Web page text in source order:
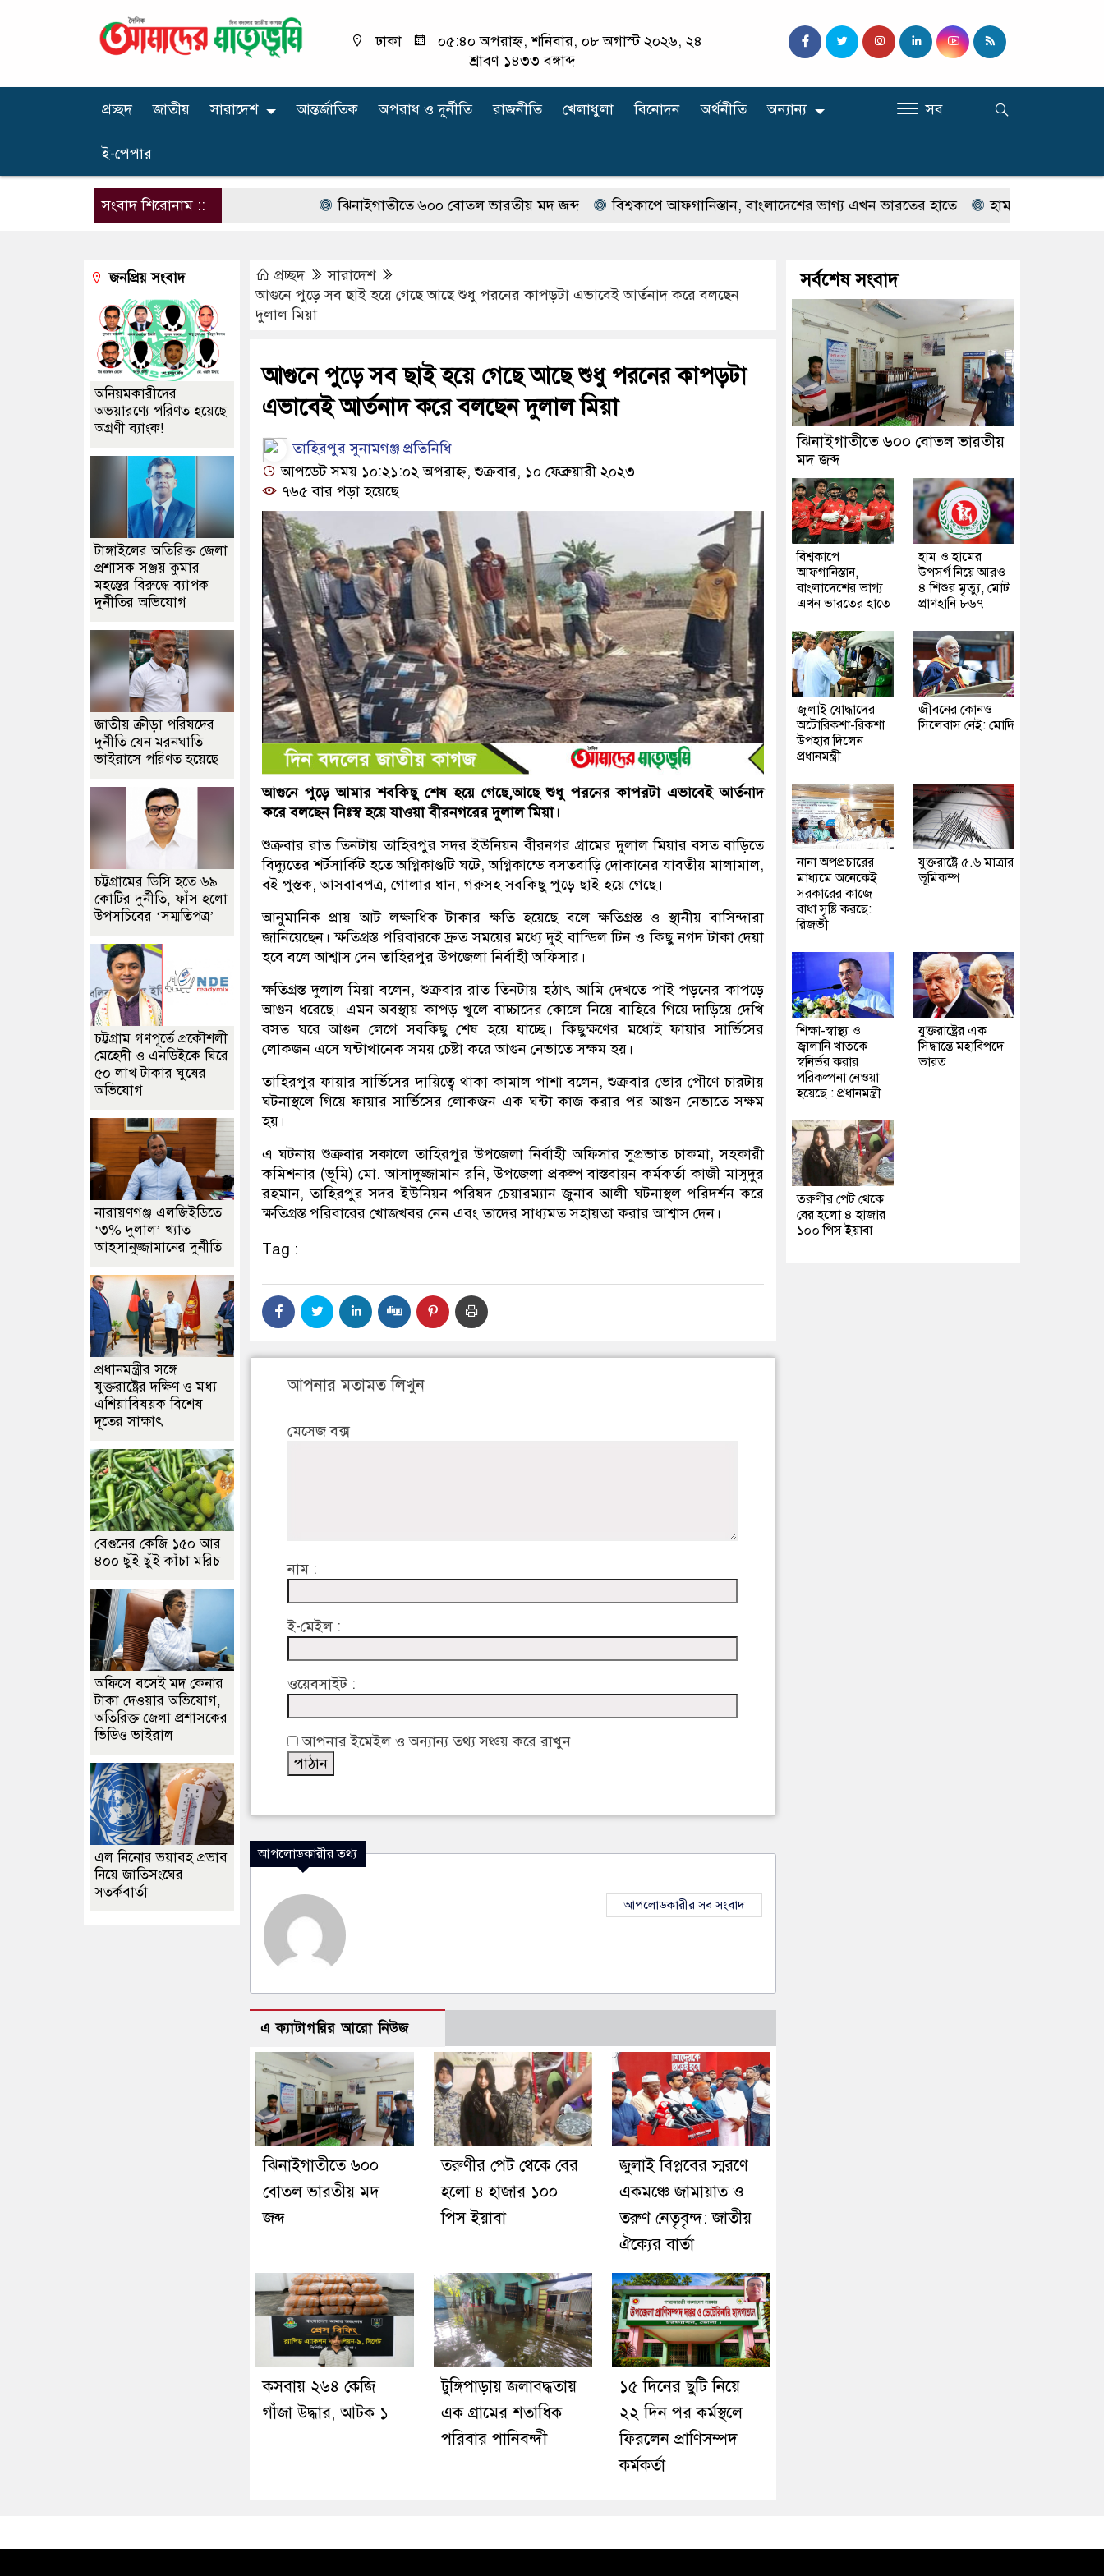
ঢাকা
০৫:৪০ অপরাহ্ন, শনিবার, ০৮ অগাস্ট ২০২৬, ২৪
শ্রাবণ ১৪৩৩ বঙ্গাব্দ
প্রচ্ছদ জাতীয় সারাদেশ আন্তর্জাতিক অপরাধ ‍ও দুর্নীতি রাজনীতি খেলাধুলা বিনোদন অর্থনীতি অন্যান্য
ই-পেপার
সব
সংবাদ শিরোনাম :: ঝিনাইগাতীতে ৬০০ বোতল ভারতীয় মদ জব্দ বিশ্বকাপে আফগানিস্তান, বাংলাদেশের ভাগ্য এখন ভারতের হাতে হাম ও হামের উপসর্গ নিয়ে
প্রচ্ছদ
সারাদেশ
আগুনে পুড়ে সব ছাই হয়ে গেছে আছে শুধু পরনের কাপড়টা এভাবেই আর্তনাদ করে বলছেন
দুলাল মিয়া
আগুনে পুড়ে সব ছাই হয়ে গেছে আছে শুধু পরনের কাপড়টা
এভাবেই আর্তনাদ করে বলছেন দুলাল মিয়া
তাহিরপুর সুনামগঞ্জ প্রতিনিধি
আপডেট সময় ১০:২১:০২ অপরাহ্ন, শুক্রবার, ১০ ফেব্রুয়ারী ২০২৩
৭৬৫ বার পড়া হয়েছে
আগুনে পুড়ে আমার শবকিছু শেষ হয়ে গেছে,আছে শুধু পরনের কাপরটা এভাবেই আর্তনাদ
করে বলছেন নিঃস্ব হয়ে যাওয়া বীরনগরের দুলাল মিয়া।
শুক্রবার রাত তিনটায় তাহিরপুর সদর ইউনিয়ন বীরনগর গ্রামের দুলাল মিয়ার বসত বাড়িতে
বিদ্যুতের শর্টসার্কিট হতে অগ্নিকাণ্ডটি ঘটে, অগ্নিকান্ডে বসতবাড়ি দোকানের যাবতীয় মালামাল,
বই পুস্তক, আসবাবপত্র, গোলার ধান, গরুসহ সবকিছু পুড়ে ছাই হয়ে গেছে।
আনুমানিক প্রায় আট লক্ষাধিক টাকার ক্ষতি হয়েছে বলে ক্ষতিগ্রস্ত ও স্থানীয় বাসিন্দারা
জানিয়েছেন। ক্ষতিগ্রস্ত পরিবারকে দ্রুত সময়ের মধ্যে দুই বান্ডিল টিন ও কিছু নগদ টাকা দেয়া
হবে বলে আশ্বাস দেন তাহিরপুর উপজেলা নির্বাহী অফিসার।
ক্ষতিগ্রস্ত দুলাল মিয়া বলেন, শুক্রবার রাত তিনটায় হঠাৎ আমি দেখতে পাই পড়নের কাপড়ে
আগুন ধরেছে। এমন অবস্থায় কাপড় খুলে বাচ্চাদের কোলে নিয়ে বাহিরে গিয়ে দাড়িয়ে দেখি
বসত ঘরে আগুন লেগে সবকিছু শেষ হয়ে যাচ্ছে। কিছুক্ষণের মধ্যেই ফায়ার সার্ভিসের
লোকজন এসে ঘন্টাখানেক সময় চেষ্টা করে আগুন নেভাতে সক্ষম হয়।
তাহিরপুর ফায়ার সার্ভিসের দায়িত্বে থাকা কামাল পাশা বলেন, শুক্রবার ভোর পৌণে চারটায়
ঘটনাস্থলে গিয়ে ফায়ার সার্ভিসের লোকজন এক ঘন্টা কাজ করার পর আগুন নেভাতে সক্ষম
হয়।
এ ঘটনায় শুক্রবার সকালে তাহিরপুর উপজেলা নির্বাহী অফিসার সুপ্রভাত চাকমা, সহকারী
কমিশনার (ভূমি) মো. আসাদুজ্জামান রনি, উপজেলা প্রকল্প বাস্তবায়ন কর্মকর্তা কাজী মাসুদুর
রহমান, তাহিরপুর সদর ইউনিয়ন পরিষদ চেয়ারম্যান জুনাব আলী ঘটনাস্থল পরিদর্শন করে
ক্ষতিগ্রস্ত পরিবারের খোজখবর নেন এবং তাদের সাধ্যমত সহায়তা করার আশ্বাস দেন।
Tag :
আপনার মতামত লিখুন
মেসেজ বক্স
নাম :
ই-মেইল :
ওয়েবসাইট :
আপনার ইমেইল ও অন্যান্য তথ্য সঞ্চয় করে রাখুন
আপলোডকারীর তথ্য
আপলোডকারীর সব সংবাদ
এ ক্যাটাগরির আরো নিউজ
ঝিনাইগাতীতে ৬০০
বোতল ভারতীয় মদ
জব্দ
তরুণীর পেট থেকে বের
হলো ৪ হাজার ১০০
পিস ইয়াবা
জুলাই বিপ্লবের স্মরণে
একমঞ্চে জামায়াত ও
তরুণ নেতৃবৃন্দ: জাতীয়
ঐক্যের বার্তা
কসবায় ২৬৪ কেজি
গাঁজা উদ্ধার, আটক ১
টুঙ্গিপাড়ায় জলাবদ্ধতায়
এক গ্রামের শতাধিক
পরিবার পানিবন্দী
১৫ দিনের ছুটি নিয়ে
২২ দিন পর কর্মস্থলে
ফিরলেন প্রাণিসম্পদ
কর্মকর্তা
জনপ্রিয় সংবাদ
অনিয়মকারীদের
অভয়ারণ্যে পরিণত হয়েছে
অগ্রণী ব্যাংক!
টাঙ্গাইলের অতিরিক্ত জেলা
প্রশাসক সঞ্জয় কুমার
মহন্তের বিরুদ্ধে ব্যাপক
দুর্নীতির অভিযোগ
জাতীয় ক্রীড়া পরিষদের
দুর্নীতি যেন মরনঘাতি
ভাইরাসে পরিণত হয়েছে
চট্টগ্রামের ডিসি হতে ৬৯
কোটির দুর্নীতি, ফাঁস হলো
উপসচিবের ‘সম্মতিপত্র’
চট্টগ্রাম গণপূর্তে প্রকৌশলী
মেহেদী ও এনডিইকে ঘিরে
৫০ লাখ টাকার ঘুষের
অভিযোগ
নারায়ণগঞ্জ এলজিইডিতে
‘৩% দুলাল’ খ্যাত
আহসানুজ্জামানের দুর্নীতি
প্রধানমন্ত্রীর সঙ্গে
যুক্তরাষ্ট্রের দক্ষিণ ও মধ্য
এশিয়াবিষয়ক বিশেষ
দূতের সাক্ষাৎ
বেগুনের কেজি ১৫০ আর
৪০০ ছুঁই ছুঁই কাঁচা মরিচ
অফিসে বসেই মদ কেনার
টাকা দেওয়ার অভিযোগ,
অতিরিক্ত জেলা প্রশাসকের
ভিডিও ভাইরাল
এল নিনোর ভয়াবহ প্রভাব
নিয়ে জাতিসংঘের
সতর্কবার্তা
সর্বশেষ সংবাদ
ঝিনাইগাতীতে ৬০০ বোতল ভারতীয়
মদ জব্দ
বিশ্বকাপে
আফগানিস্তান,
বাংলাদেশের ভাগ্য
এখন ভারতের হাতে
হাম ও হামের
উপসর্গ নিয়ে আরও
৪ শিশুর মৃত্যু, মোট
প্রাণহানি ৮৬৭
জুলাই যোদ্ধাদের
অটোরিকশা-রিকশা
উপহার দিলেন
প্রধানমন্ত্রী
জীবনের কোনও
সিলেবাস নেই: মোদি
নানা অপপ্রচারের
মাধ্যমে অনেকেই
সরকারের কাজে
বাধা সৃষ্টি করছে:
রিজভী
যুক্তরাষ্ট্রে ৫.৬ মাত্রার
ভূমিকম্প
শিক্ষা-স্বাস্থ্য ও
জ্বালানি খাতকে
স্বনির্ভর করার
পরিকল্পনা নেওয়া
হয়েছে : প্রধানমন্ত্রী
যুক্তরাষ্ট্রের এক
সিদ্ধান্তে মহাবিপদে
ভারত
তরুণীর পেট থেকে
বের হলো ৪ হাজার
১০০ পিস ইয়াবা